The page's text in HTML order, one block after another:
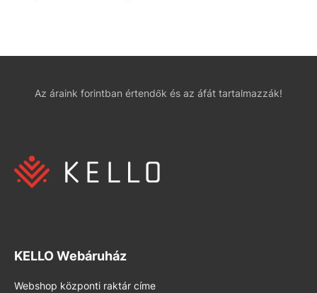
Az áraink forintban értendők és az áfát tartalmazzák!
KELLO Webáruház
Webshop központi raktár címe